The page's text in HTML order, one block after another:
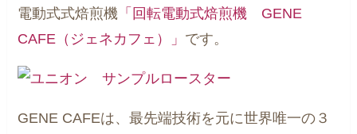
電動式式焙煎機 「回転電動式焙煎機 GENE
CAFE（ジェネカフェ）」 です。
GENE CAFEは、最先端技術を元に世界唯一の３